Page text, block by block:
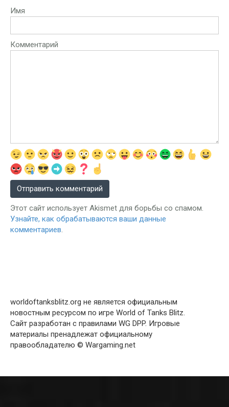
Имя
Комментарий
Этот сайт использует Akismet для борьбы со спамом.
Узнайте, как обрабатываются ваши данные
комментариев
worldoftanksblitz.org не является официальным
новостным ресурсом по игре World of Tanks Blitz.
Сайт разработан с правилами WG DPP. Игровые
материалы пренадлежат официальному
правообладателю © Wargaming.net